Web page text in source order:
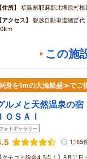
住所
福島県耶麻郡北塩原村桧
アクセス
磐越自動車道猪苗
この施
身を1mの大漁船盛≫でご
ルメと天然温泉の
ＩＯＳＡＩ
ォトギャラリー
1,185
【クチコミ総合4.6点！】8月11